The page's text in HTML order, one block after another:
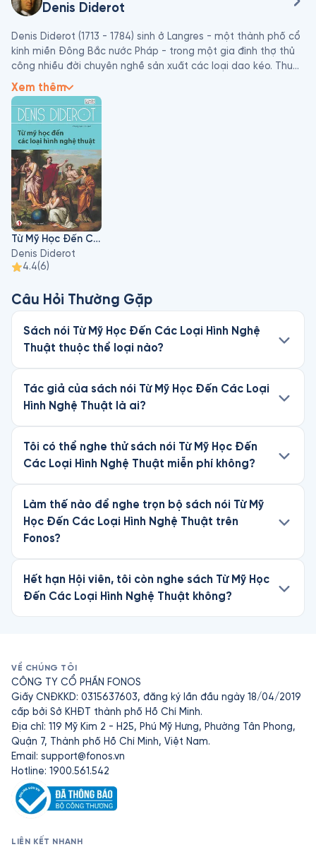
Denis Diderot
Denis Diderot (1713 - 1784) sinh ở Langres - một thành phố cổ
kính miền Đông Bắc nước Pháp - trong một gia đình thợ thủ
công nhiều đời chuyên nghề sản xuất các loại dao kéo. Thuở
nhỏ, Diderot học ở quê nhà; năm mười hai tuổi, nhà triết học
chịu lễ cắt tóc, chuẩn bị phụng sự tôn giáo. Nhưng ba năm
sau, năm 1728, ông quyết định từ giã quê hương đến Paris học
tập, bất chấp mọi người ngăn cản. Đây là bước ngoặt quan
trọng trong cuộc đời ông.
Những năm đầu tiên sống ở Paris được Diderot kể lại qua
cuộc đối thoại kỳ lạ giữa “Tôi” và “Hắn” trong Cháu Ông
Rameau (Le Neveu de Rameau) - một cuộc sống gần như
lang thang, bữa đói bữa no, nay đây mai đó. Cảnh túng thiếu
đã đeo đẳng ông cho đến khi về già. Nhưng để bù đắp lại,
Diderot được hưởng một cuộc sống tinh thần hết sức phong
phú. Ông thỏa sức tắm mình trong không khí của thời đại, mở
tâm hồn ra đón những luồng gió tri thức của bốn phương. Ông
triết gia d’Holbach, kết bạn với F. Grimm, được J.J. Rousseau
đến thăm ở Vincennes khi bị giam cầm,...
Xem thêm
Từ Mỹ Học Đến Các Loại Hình Nghệ Thuật
Denis Diderot
4.4(6)
Câu Hỏi Thường Gặp
Sách nói Từ Mỹ Học Đến Các Loại Hình Nghệ
Thuật thuộc thể loại nào?
Tác giả của sách nói Từ Mỹ Học Đến Các Loại
Hình Nghệ Thuật là ai?
Tôi có thể nghe thử sách nói Từ Mỹ Học Đến
Các Loại Hình Nghệ Thuật miễn phí không?
Làm thế nào để nghe trọn bộ sách nói Từ Mỹ
Học Đến Các Loại Hình Nghệ Thuật trên
Fonos?
Hết hạn Hội viên, tôi còn nghe sách Từ Mỹ Học
Đến Các Loại Hình Nghệ Thuật không?
VỀ CHÚNG TÔI
CÔNG TY CỔ PHẦN FONOS
Giấy CNĐKKD: 0315637603, đăng ký lần đầu ngày 18/04/2019
cấp bởi Sở KHĐT thành phố Hồ Chí Minh.
Địa chỉ: 119 Mỹ Kim 2 - H25, Phú Mỹ Hưng, Phường Tân Phong,
Quận 7, Thành phố Hồ Chí Minh, Việt Nam.
Email: support@fonos.vn
Hotline: 1900.561.542
LIÊN KẾT NHANH